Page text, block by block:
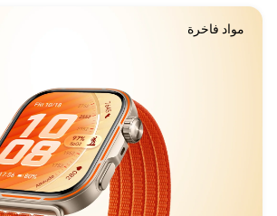
مواد فاخرة